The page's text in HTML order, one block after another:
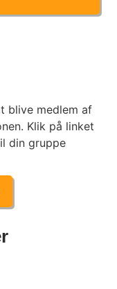
blive medlem af
Klik på linket
din gruppe